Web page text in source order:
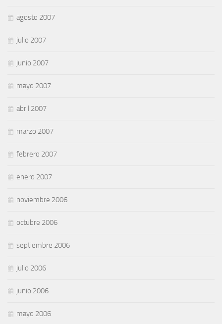
agosto 2007
julio 2007
junio 2007
mayo 2007
abril 2007
marzo 2007
febrero 2007
enero 2007
noviembre 2006
octubre 2006
septiembre 2006
julio 2006
junio 2006
mayo 2006